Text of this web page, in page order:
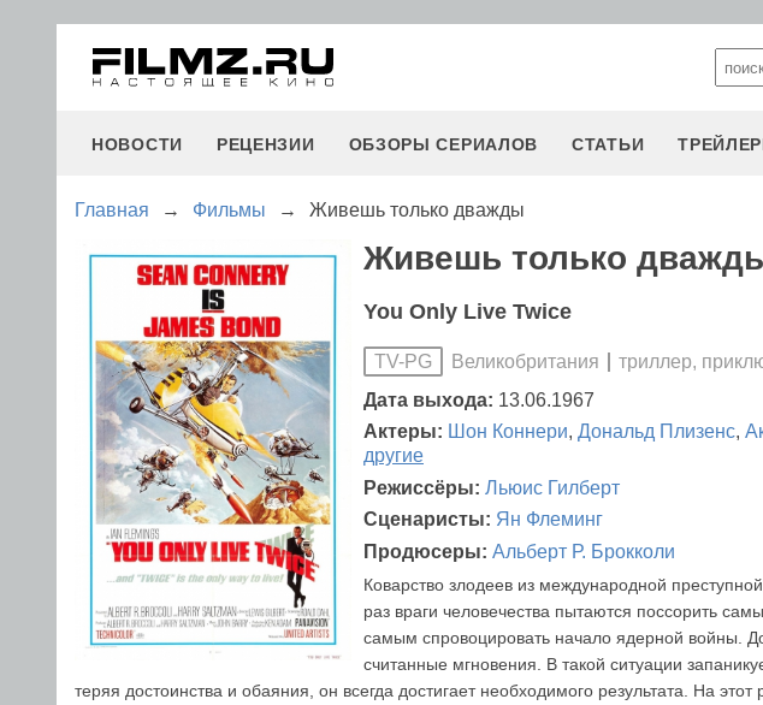
НОВОСТИ РЕЦЕНЗИИ ОБЗОРЫ СЕРИАЛОВ СТАТЬИ
Главная → Фильмы → Живешь только дважды
Живешь только
You Only Live Twice
TV-PG Великобритания триллер,
Дата выхода: 13.06.1967
Актеры: Шон Коннери, Дональд Плизенс,
другие
Режиссёры: Льюис Гилберт
Сценаристы: Ян Флеминг
Продюсеры: Альберт Р. Брокколи
Коварство злодеев из международной
раз враги человечества пытаются поссорить
самым спровоцировать начало ядерной войны.
считанные мгновения. В такой ситуации
теряя достоинства и обаяния, он всегда достигает необходимого результата. На